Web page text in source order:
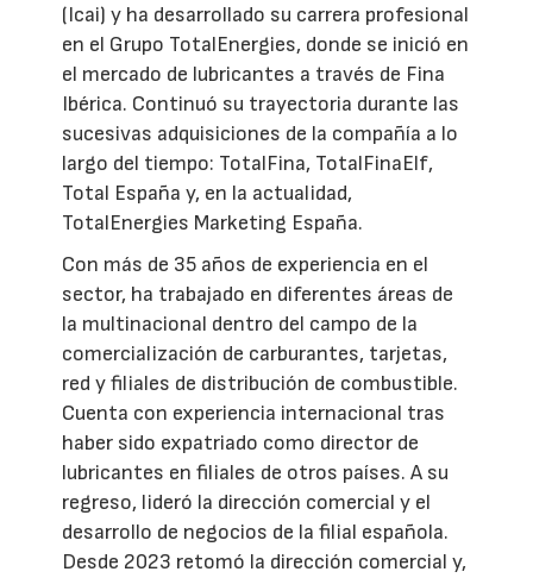
(Icai) y ha desarrollado su carrera profesional
en el Grupo TotalEnergies, donde se inició en
el mercado de lubricantes a través de Fina
Ibérica. Continuó su trayectoria durante las
sucesivas adquisiciones de la compañía a lo
largo del tiempo: TotalFina, TotalFinaElf,
Total España y, en la actualidad,
TotalEnergies Marketing España.
Con más de 35 años de experiencia en el
sector, ha trabajado en diferentes áreas de
la multinacional dentro del campo de la
comercialización de carburantes, tarjetas,
red y filiales de distribución de combustible.
Cuenta con experiencia internacional tras
haber sido expatriado como director de
lubricantes en filiales de otros países. A su
regreso, lideró la dirección comercial y el
desarrollo de negocios de la filial española.
Desde 2023 retomó la dirección comercial y,